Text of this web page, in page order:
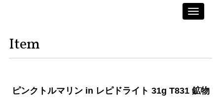
Toggle
Item
ピンクトルマリン in レピドライト 31g T831 鉱物